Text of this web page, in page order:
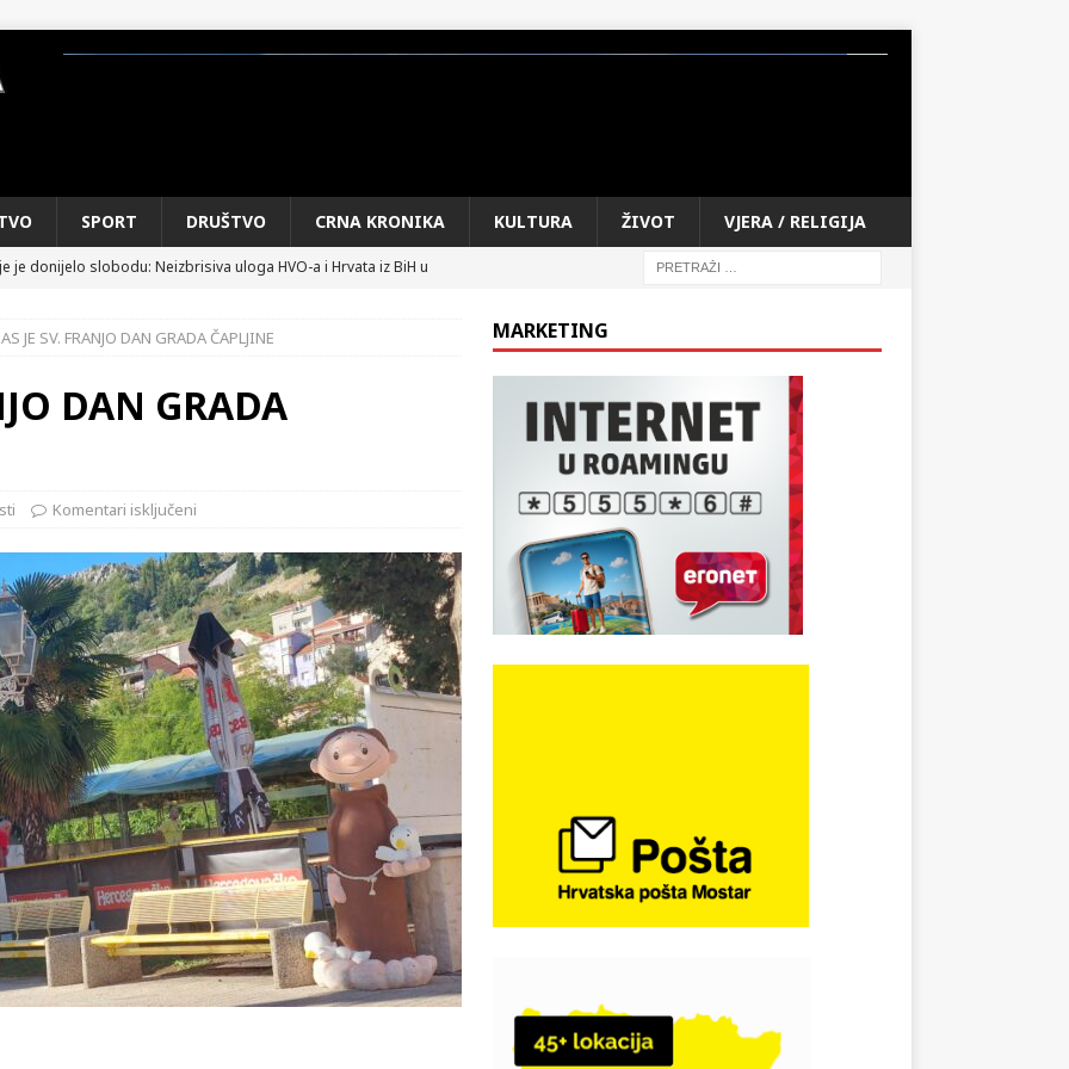
SPORT DRUŠTVO CRNA KRONIKA ŽIVOT
RAT
Večer u kojoj Knin, iseljena i domovinska Hrvatska dišu
DOMOVINSKI RAT
Vozači satima čekaju, dok se drugi ubacuju sa strane
VIJESTI
29. srpnja 2018, preminuo je glazbeni genij Oliver Dragojević
iz Međugorja; ‘Slobodna Dalmacija‘ u posjedu dramatične
u polju kod granice!
CRNA KRONIKA
vala. Svježije u petak. Negdje stižu i pljuskovi. VRIJEME
DAN GRADA
Komentari isključeni
MARKETING